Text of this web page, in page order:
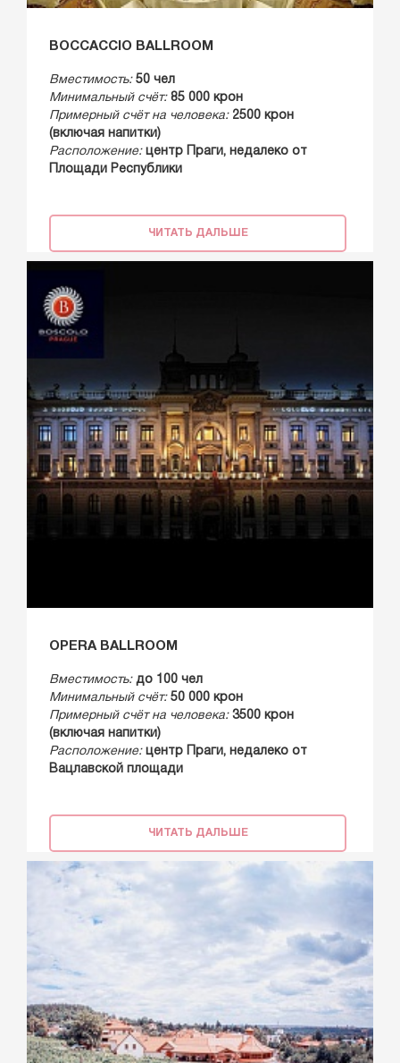
BOCCACCIO BALLROOM
Вместимость: 50 чел
Минимальный счёт: 85 000 крон
Примерный счёт на человека: 2500 крон
(включая напитки)
Расположение: центр Праги, недалеко от
Площади Республики
ЧИТАТЬ ДАЛЬШЕ
OPERA BALLROOM
Вместимость: до 100 чел
Минимальный счёт: 50 000 крон
Примерный счёт на человека: 3500 крон
(включая напитки)
Расположение: центр Праги, недалеко от
Вацлавской площади
ЧИТАТЬ ДАЛЬШЕ